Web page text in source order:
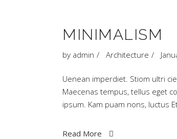
MINIMALISM
by admin Architecture
Uenean imperdiet. Stiom ultri
Maecenas tempus, tellus eget
ipsum. Kam puam nons, luctus
Read More